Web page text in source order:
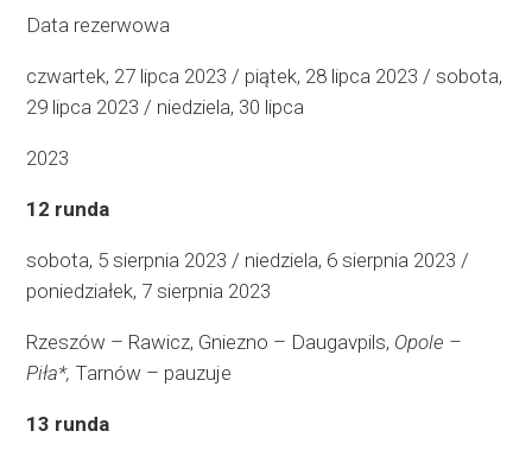
Data rezerwowa
czwartek, 27 lipca 2023 / piątek, 28 lipca 2023 / sobota,
29 lipca 2023 / niedziela, 30 lipca
2023
12 runda
sobota, 5 sierpnia 2023 / niedziela, 6 sierpnia 2023 /
poniedziałek, 7 sierpnia 2023
Rzeszów – Rawicz, Gniezno – Daugavpils, Opole –
Piła*, Tarnów – pauzuje
13 runda